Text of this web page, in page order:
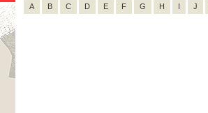
A B C D E F G H I J